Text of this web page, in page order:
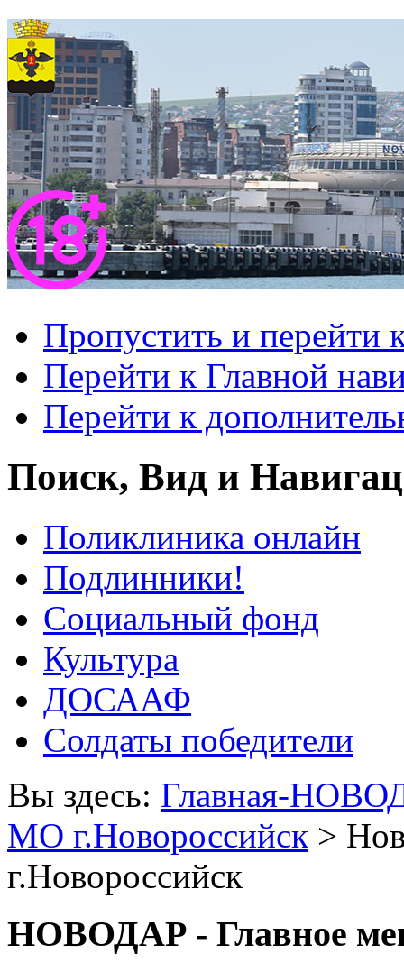
Пропустить и перейти
Перейти к Главной
Перейти к
Поиск, Вид и
Поликлиника онлайн
Подлинники!
Социальный фонд
Культура
ДОСААФ
Солдаты победители
Вы здесь: Главная-
МО г.Новороссийск >
г.Новороссийск
НОВОДАР - Главное